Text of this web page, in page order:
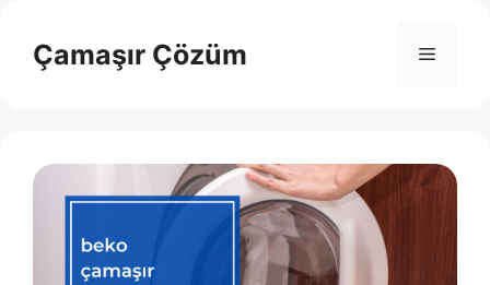
Çamaşır Çözüm Menü